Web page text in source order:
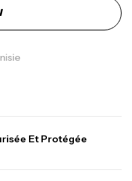
Et Protégée